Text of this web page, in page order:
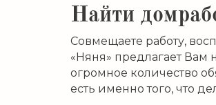
Найти
Совмещаете работу,
«Няня» предлагает Вам
огромное количество
есть именно того, что